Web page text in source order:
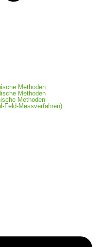
Methoden
Methoden
Methoden
Feld-Messverfahren)